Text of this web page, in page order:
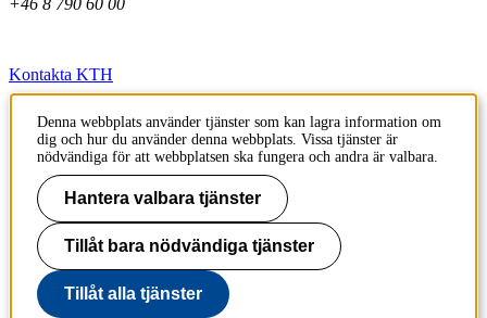
Kontakta KTH
Jobba på KTH
Press och media
Faktura och betalning KTH
Om KTH:s webbplatser
Tillgänglighetsredogörelse
Denna webbplats använder tjänster som kan lagra information om
dig och hur du använder denna webbplats. Vissa tjänster är
nödvändiga för att webbplatsen ska fungera och andra är valbara.
Hantera valbara tjänster
Tillåt bara nödvändiga tjänster
Tillåt alla tjänster